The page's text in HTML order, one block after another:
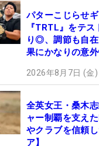
パターこじらせ
『TRTL』をテ
り◎、調節も自
果にかなりの意外
2026年8月7日 (金
全英女王・桑木
ャー制覇を支え
やクラブを信頼
ア】